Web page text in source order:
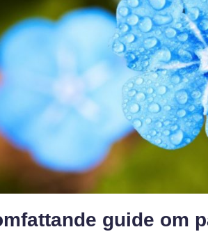
guide om